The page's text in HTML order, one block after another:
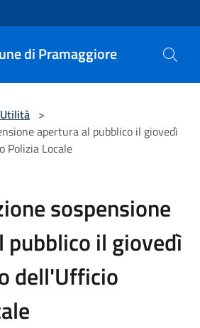
di Pramaggiore
Utilità >
apertura al pubblico il giovedì
Polizia Locale
sospensione
pubblico il giovedì
dell'Ufficio